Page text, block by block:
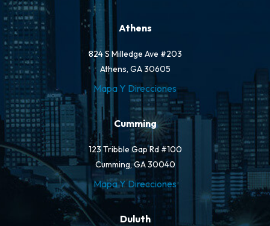
Athens
824 S Milledge Ave #203
Athens, GA 30605
Mapa Y Direcciones
Cumming
123 Tribble Gap Rd #100
Cumming, GA 30040
Mapa Y Direcciones
Duluth